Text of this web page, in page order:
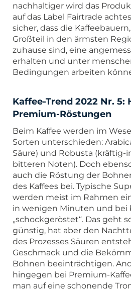
nachhaltiger wird das
auf das Label Fairtrade
sicher, dass die
Großteil in den ärmsten
zuhause sind, eine
erhalten und unter
Bedingungen arbeiten
Kaffee-Trend 2022 Nr.
Premium-Röstungen
Beim Kaffee werden im
Sorten unterschieden:
Säure) und Robusta
bitteren Noten). Doch
auch die Röstung der
des Kaffees bei. Typische
werden meist im Rahmen
in wenigen Minuten und bei
„schockgeröstet“. Das geht
günstig, hat aber den
des Prozesses Säuren
Geschmack und die
Bohnen beeinträchtigen.
hingegen bei Premium-
man auf eine schonende